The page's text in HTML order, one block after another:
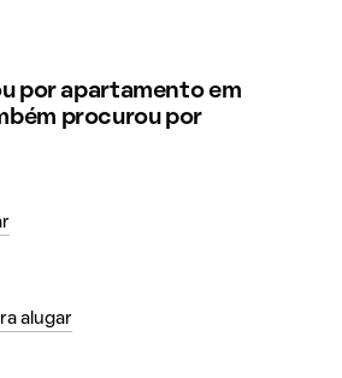
por apartamento em
procurou por
alugar